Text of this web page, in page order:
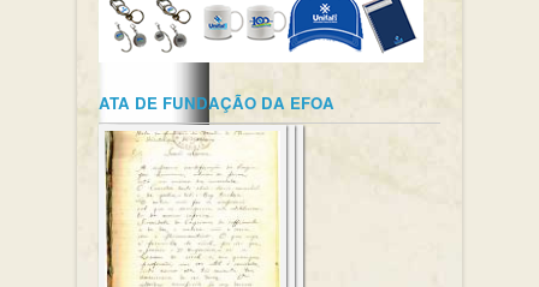
ATA DE FUNDAÇÃO DA EFOA